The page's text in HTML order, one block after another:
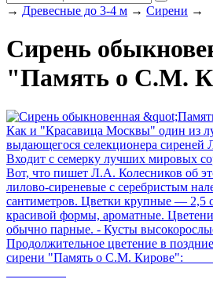
→ Древесные до 3-4 м → Сирени →
Сирень
"Память о С.М.